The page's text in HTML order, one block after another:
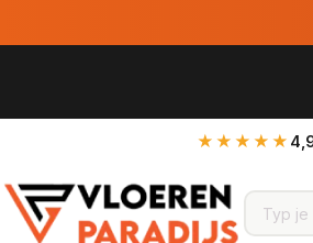
★★★★★